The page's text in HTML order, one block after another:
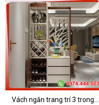
Vách ngăn trang trí 3 trong...